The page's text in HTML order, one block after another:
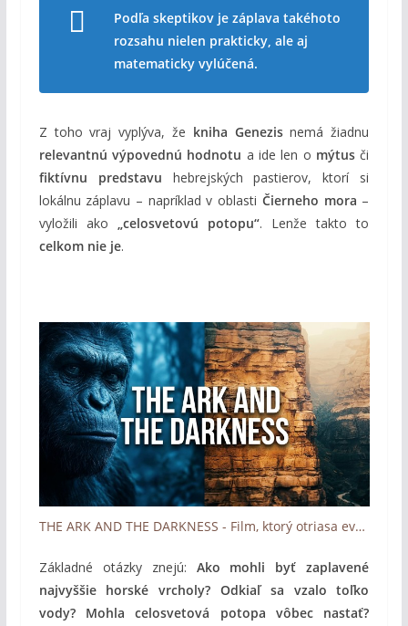
Podľa skeptikov je záplava takéhoto
rozsahu nielen prakticky, ale aj
matematicky vylúčená.
Z toho vraj vyplýva, že kniha Genezisnemá žiadnu
relevantnú výpovednú hodnotu a ide len o mýtusči
fiktívnu predstavu hebrejských pastierov, ktorí si
lokálnu záplavu – napríklad v oblasti Čierneho mora –
vyložili ako „celosvetovú potopu“. Lenže takto to
celkom nie je.
THE ARK AND THE DARKNESS - Film, ktorý otriasa evolúciou (dokument)
Základné otázky znejú: Ako mohli byť zaplavené
najvyššie horské vrcholy? Odkiaľ sa vzalo toľko
vody?
Mohla celosvetová potopa vôbec nastať?